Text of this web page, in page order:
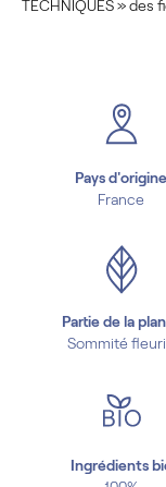
TECHNIQUES » des
Pays d'origine
France
Partie de la
Sommité
Ingrédients